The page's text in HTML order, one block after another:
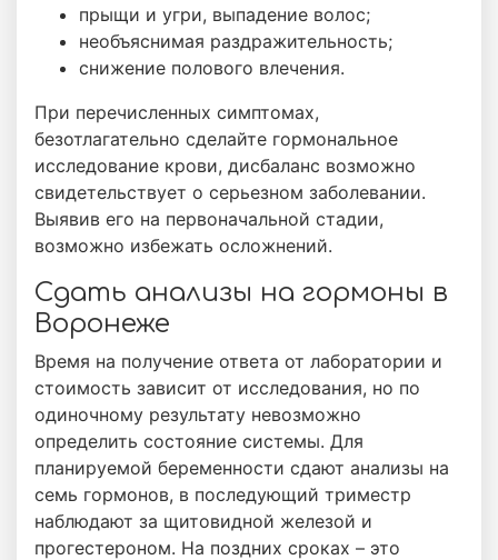
прыщи и угри, выпадение волос;
необъяснимая раздражительность;
снижение полового влечения.
При перечисленных симптомах,
безотлагательно сделайте гормональное
исследование крови, дисбаланс возможно
свидетельствует о серьезном заболевании.
Выявив его на первоначальной стадии,
возможно избежать осложнений.
Сдать анализы на гормоны в
Воронеже
Время на получение ответа от лаборатории и
стоимость зависит от исследования, но по
одиночному результату невозможно
определить состояние системы. Для
планируемой беременности сдают анализы на
семь гормонов, в последующий триместр
наблюдают за щитовидной железой и
прогестероном. На поздних сроках – это